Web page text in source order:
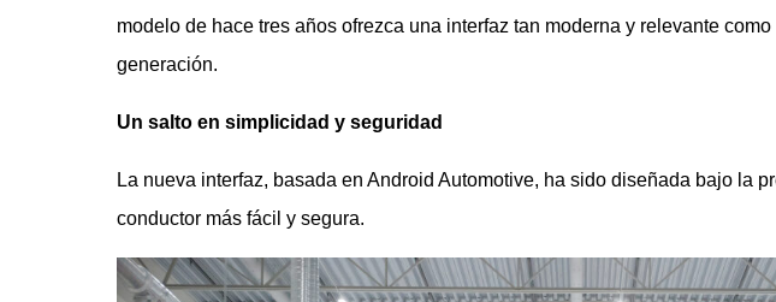
modelo de hace tres años ofrezca una interfaz tan moderna y relevante
generación.
Un salto en simplicidad y seguridad
La nueva interfaz, basada en Android Automotive, ha sido diseñada bajo la
conductor más fácil y segura.